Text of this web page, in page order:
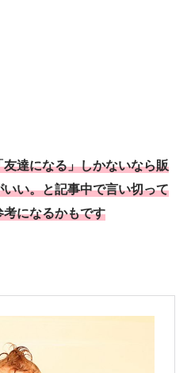
達になる」しかないなら販
い。と記事中で言い切って
になるかもです